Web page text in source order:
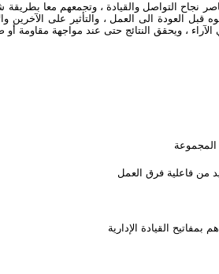
نجاح التواصل والقيادة ، وتجمعهم معا
العودة الى العمل ، والتأثير على
، ويحقق النتائج حتى عند مواجهة مقاومة أو
المجموعة
من فاعلية فرق العمل
القيادة الإدارية